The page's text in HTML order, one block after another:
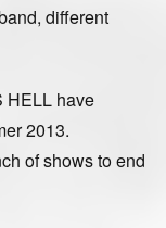
different
HELL have
2013.
of shows to end